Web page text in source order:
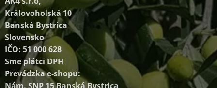
Královoholská 10
Banská Bystrica
Slovensko
IČO: 51 000 628
Sme plátci DPH
Prevádzka e-shopu:
Nám. SNP 15 Banská Bystrica